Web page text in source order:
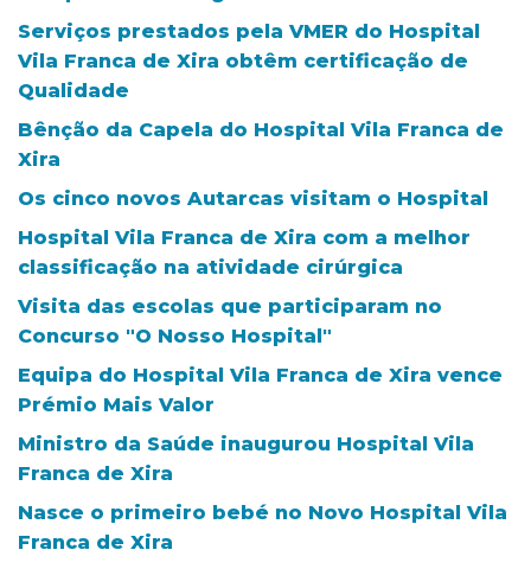
Serviços prestados pela VMER do Hospital
Vila Franca de Xira obtêm certificação de
Qualidade
Bênção da Capela do Hospital Vila Franca de
Xira
Os cinco novos Autarcas visitam o Hospital
Hospital Vila Franca de Xira com a melhor
classificação na atividade cirúrgica
Visita das escolas que participaram no
Concurso "O Nosso Hospital"
Equipa do Hospital Vila Franca de Xira vence
Prémio Mais Valor
Ministro da Saúde inaugurou Hospital Vila
Franca de Xira
Nasce o primeiro bebé no Novo Hospital Vila
Franca de Xira